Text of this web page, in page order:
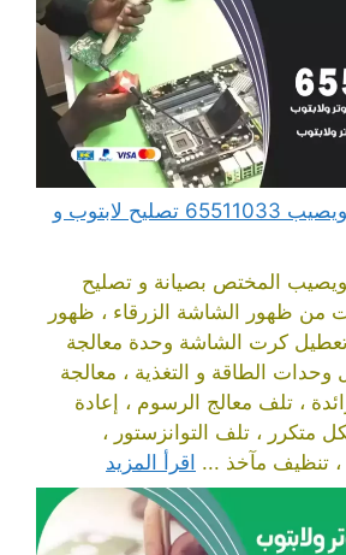
مهندس كمبيوتر النويصيب 65511033 تصليح لابتوب و
المختص بصيانة و تصليح
من ظهور الشاشة الزرقاء ، ظهور
كرت الشاشة وحدة معالجة
الطاقة و التغذية ، معالجة
، تلف معالج الرسوم ، إعادة
متكرر ، تلف التوانزستور ،
، تنظيف مآخذ ... اقرأ المزيد